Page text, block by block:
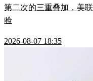
第二次的三重叠加，美
验
2026-08-07 18:35